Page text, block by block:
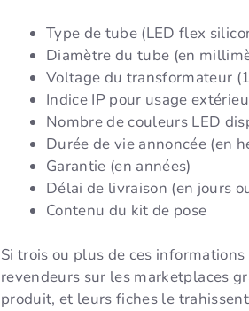
Type de tube (LED flex
Diamètre du tube (en
Voltage du transformateur
Indice IP pour usage
Nombre de couleurs LED
Durée de vie annoncée (en
Garantie (en années)
Délai de livraison (en jours
Contenu du kit de pose
Si trois ou plus de ces
revendeurs sur les marketplaces
produit, et leurs fiches le